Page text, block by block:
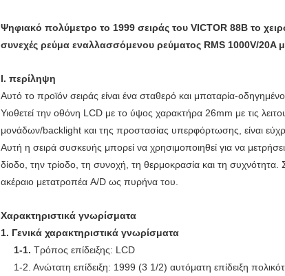
Ψηφιακό πολύμετρο το 1999 σειράς του VICTOR 88B το
συνεχές ρεύμα εναλλασσόμενου ρεύματος RMS 1000V/20A
Ι. περίληψη
Αυτό το προϊόν σειράς είναι ένα σταθερό και μπαταρία-
Υιοθετεί την οθόνη LCD με το ύψος χαρακτήρα 26mm με τις
μονάδων/backlight και της προστασίας υπερφόρτωσης, είναι
Αυτή η σειρά συσκευής μπορεί να χρησιμοποιηθεί για να
δίοδο, την τρίοδο, τη συνοχή, τη θερμοκρασία και τη
ακέραιο μετατροπέα A/D ως πυρήνα του.
Χαρακτηριστικά γνωρίσματα
1. Γενικά χαρακτηριστικά γνωρίσματα
1-1. Τρόπος επίδειξης: LCD
1-2. Ανώτατη επίδειξη: 1999 (3 1/2) αυτόματη επίδειξη